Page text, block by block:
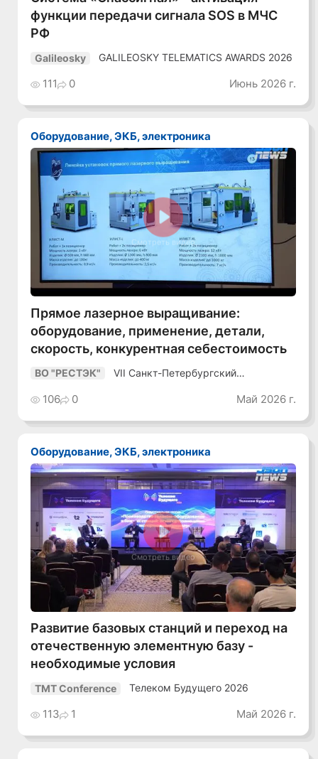
функции передачи сигнала SOS в МЧС
РФ
Galileosky GALILEOSKY TELEMATICS AWARDS 2026
111 0 Июнь 2026 г.
Оборудование, ЭКБ, электроника
Смотреть видео
Прямое лазерное выращивание:
оборудование, применение, детали,
скорость, конкурентная себестоимость
ВО "РЕСТЭК"
VII Санкт-Петербургский
106 0 Май 2026 г.
Оборудование, ЭКБ, электроника
Смотреть видео
Развитие базовых станций и переход на
отечественную элементную базу -
необходимые условия
TMT Conference Телеком Будущего 2026
113 1 Май 2026 г.